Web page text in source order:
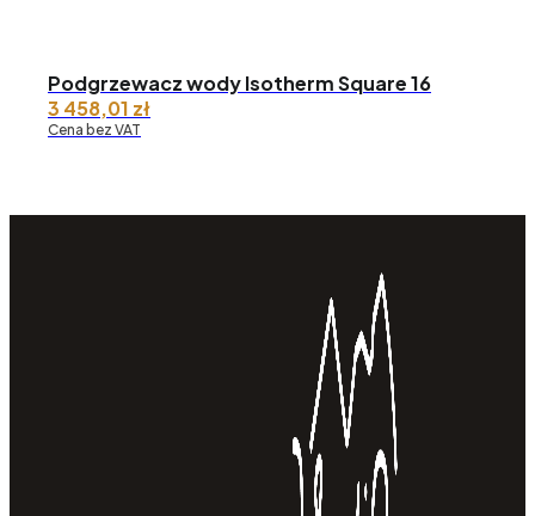
Podgrzewacz wody Isotherm Square 16
3 458,01 zł
Cena bez VAT